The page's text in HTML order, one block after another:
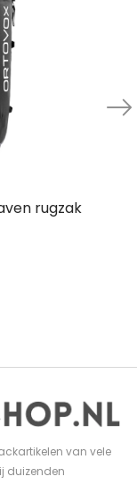
rugzak
van vele
duizenden